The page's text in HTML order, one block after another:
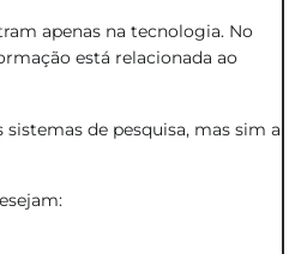
apenas na tecnologia. No
está relacionada ao
de pesquisa, mas sim a